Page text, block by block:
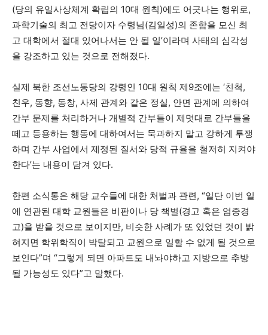
(당의 유일사상체계 확립의 10대 원칙)에도 어긋나는 행위로,
과학기술의 최고 전당이자 수령님(김일성)의 존함을 모신 최
고 대학에서 절대 있어나서는 안 될 일’이라며 사태의 심각성
을 강조하고 있는 것으로 전해졌다.
실제 북한 조선노동당의 강령인 10대 원칙 제9조에는 ‘친척,
친우, 동향, 동창, 사제 관계와 같은 정실, 안면 관계에 의하여
간부 문제를 처리하거나 개별적 간부들이 제멋대로 간부들을
떼고 등용하는 행동에 대하여서는 묵과하지 말고 강하게 투쟁
하며 간부 사업에서 제정된 질서와 당적 규율을 철저히 지켜야
한다’는 내용이 담겨 있다.
한편 소식통은 해당 교수들에 대한 처벌과 관련, “일단 이번 일
에 연관된 대학 교원들은 비판이나 당 책벌(경고 혹은 엄중경
고)을 받을 것으로 보이지만, 비슷한 사례가 또 있었던 것이 밝
혀지면 학위학직이 박탈되고 교원으로 일할 수 없게 될 것으로
보인다”며 “그렇게 되면 아파트도 내놔야하고 지방으로 추방
될 가능성도 있다”고 말했다.